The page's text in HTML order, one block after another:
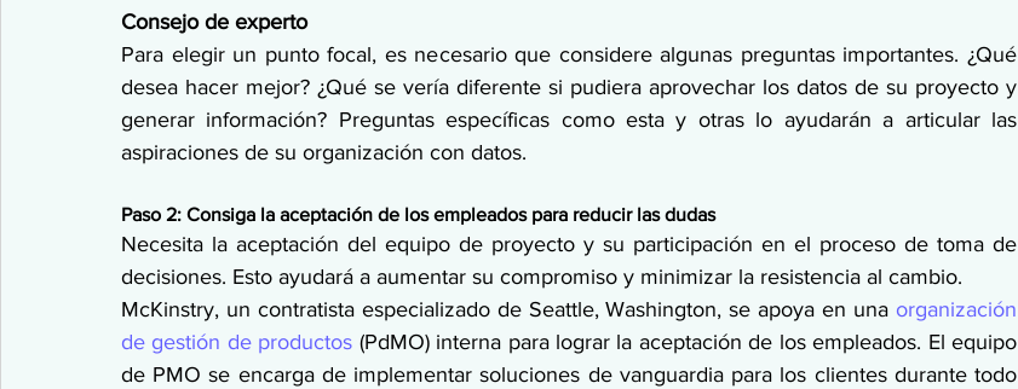
Consejo de experto
Para elegir un punto focal, es necesario que considere algunas preguntas importantes. ¿Qué
desea hacer mejor? ¿Qué se vería diferente si pudiera aprovechar los datos de su proyecto y
generar información? Preguntas específicas como esta y otras lo ayudarán a articular las
aspiraciones de su organización con datos.
Paso 2: Consiga la aceptación de los empleados para reducir las dudas
Necesita la aceptación del equipo de proyecto y su participación en el proceso de toma de
decisiones. Esto ayudará a aumentar su compromiso y minimizar la resistencia al cambio.
McKinstry, un contratista especializado de Seattle, Washington, se apoya en una organización
de gestión de productos (PdMO) interna para lograr la aceptación de los empleados. El equipo
de PMO se encarga de implementar soluciones de vanguardia para los clientes durante todo